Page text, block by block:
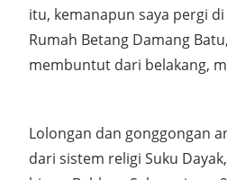
itu, kemanapun saya pergi
Rumah Betang Damang
membuntut dari belakang,
Lolongan dan gonggongan
dari sistem religi Suku